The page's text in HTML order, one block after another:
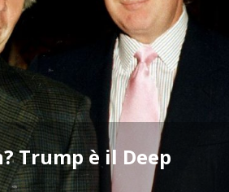
Trump è il Deep